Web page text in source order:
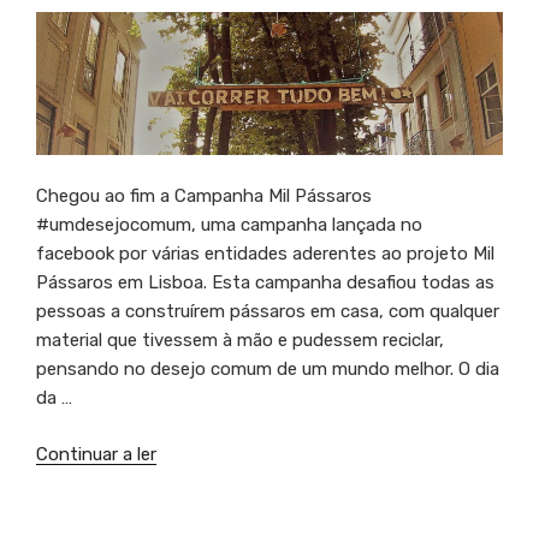
Chegou ao fim a Campanha Mil Pássaros
#umdesejocomum, uma campanha lançada no
facebook por várias entidades aderentes ao projeto Mil
Pássaros em Lisboa. Esta campanha desafiou todas as
pessoas a construírem pássaros em casa, com qualquer
material que tivessem à mão e pudessem reciclar,
pensando no desejo comum de um mundo melhor. O dia
da …
Continuar a ler“Desafio